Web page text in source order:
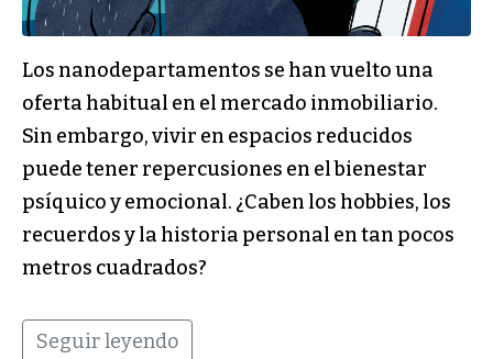
Los nanodepartamentos se han vuelto una
oferta habitual en el mercado inmobiliario.
Sin embargo, vivir en espacios reducidos
puede tener repercusiones en el bienestar
psíquico y emocional. ¿Caben los hobbies, los
recuerdos y la historia personal en tan pocos
metros cuadrados?
Seguir leyendo